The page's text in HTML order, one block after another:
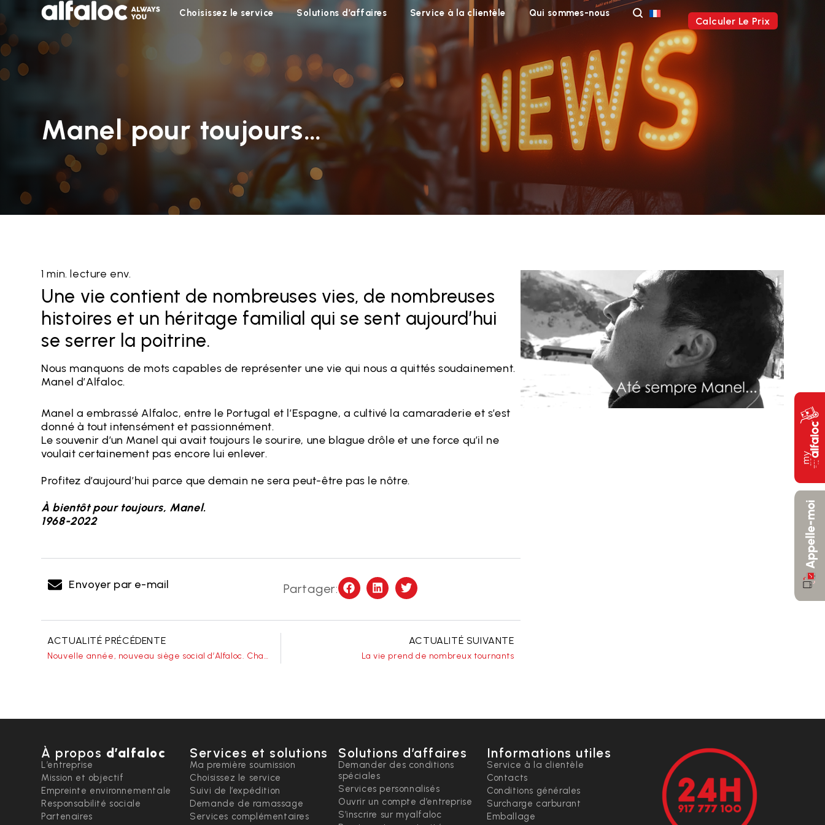
Choisissez le service Solutions d’affaires Service à la clientèle Qui sommes-nous
Calculer Le Prix
Manel pour toujours…
1 min. lecture env.
Une vie contient de nombreuses vies, de nombreuses
histoires et un héritage familial qui se sent aujourd’hui
se serrer la poitrine.
Nous manquons de mots capables de représenter une vie qui nous a quittés soudainement.
Manel d’Alfaloc.
Manel a embrassé Alfaloc, entre le Portugal et l’Espagne, a cultivé la camaraderie et s’est
donné à tout intensément et passionnément.
Le souvenir d’un Manel qui avait toujours le sourire, une blague drôle et une force qu’il ne
voulait certainement pas encore lui enlever.
Profitez d’aujourd’hui parce que demain ne sera peut-être pas le nôtre.
À bientôt pour toujours, Manel.
1968-2022
Envoyer par e-mail Partager:
ACTUALITÉ PRÉCÉDENTE
Nouvelle année, nouveau siège social d’Alfaloc. Changer pour évoluer
ACTUALITÉ SUIVANTE
La vie prend de nombreux tournants
À propos d’alfaloc
L’entreprise
Mission et objectif
Empreinte environnementale
Responsabilité sociale
Partenaires
Services et solutions
Ma première soumission
Choisissez le service
Suivi de l’expédition
Demande de ramassage
Services complémentaires
Solutions d’affaires
Demander des conditions
spéciales
Services personnalisés
Ouvrir un compte d’entreprise
S’inscrire sur myalfaloc
Informations utiles
Service à la clientèle
Contacts
Conditions générales
Surcharge carburant
Emballage